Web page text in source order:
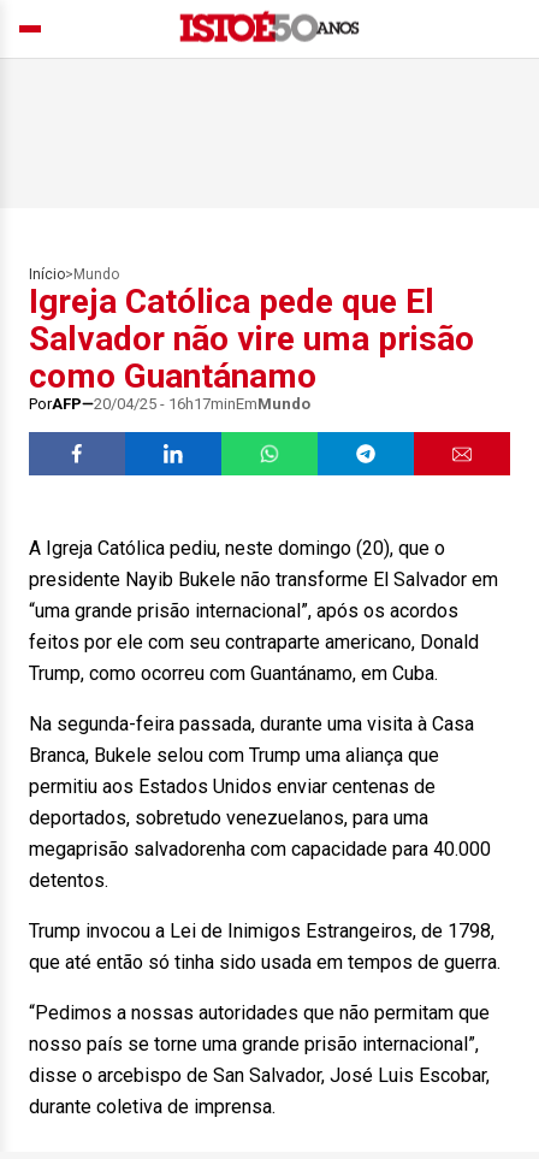
Início> Mundo
Igreja Católica pede que El
Salvador não vire uma prisão
como Guantánamo
PorAFP 20/04/25 - 16h17minEmMundo
A Igreja Católica pediu, neste domingo (20), que o
presidente Nayib Bukele não transforme El Salvador em
“uma grande prisão internacional”, após os acordos
feitos por ele com seu contraparte americano, Donald
Trump, como ocorreu com Guantánamo, em Cuba.
Na segunda-feira passada, durante uma visita à Casa
Branca, Bukele selou com Trump uma aliança que
permitiu aos Estados Unidos enviar centenas de
deportados, sobretudo venezuelanos, para uma
megaprisão salvadorenha com capacidade para 40.000
detentos.
Trump invocou a Lei de Inimigos Estrangeiros, de 1798,
que até então só tinha sido usada em tempos de guerra.
“Pedimos a nossas autoridades que não permitam que
nosso país se torne uma grande prisão internacional”,
disse o arcebispo de San Salvador, José Luis Escobar,
durante coletiva de imprensa.